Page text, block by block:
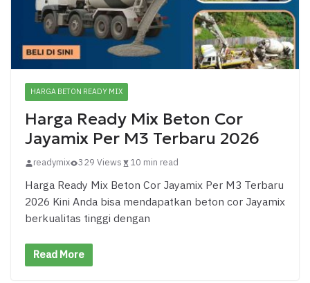
HARGA BETON READY MIX
Harga Ready Mix Beton Cor
Jayamix Per M3 Terbaru 2026
readymix 329 Views 10 min read
Harga Ready Mix Beton Cor Jayamix Per M3 Terbaru
2026 Kini Anda bisa mendapatkan beton cor Jayamix
berkualitas tinggi dengan
Read More